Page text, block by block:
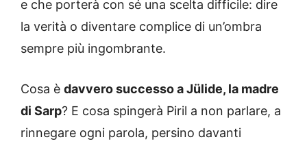
e che porterà con sé una scelta difficile: dire
la verità o diventare complice di un’ombra
sempre più ingombrante.
Cosa è davvero successo a Jülide, la madre
di Sarp? E cosa spingerà Piril a non parlare, a
rinnegare ogni parola, persino davanti